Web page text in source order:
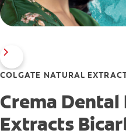
COLGATE NATURAL
Crema
Extracts